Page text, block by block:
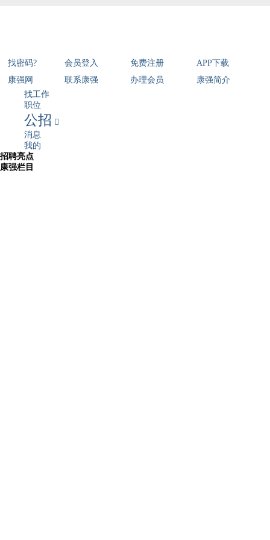
找密码? 会员登入 免费注册
APP下载
康强网
联系康强 办理会员
康强简介
找工作
职位
公招 
消息
我的
招聘亮点
康强栏目